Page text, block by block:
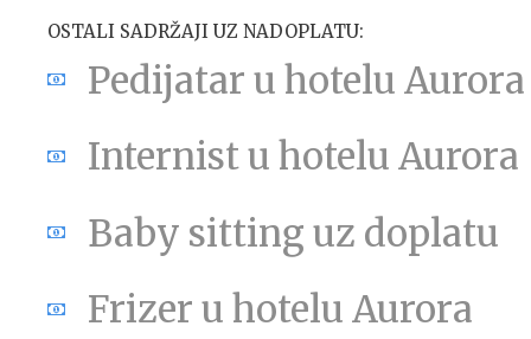
OSTALI SADRŽAJI UZ NADOPLATU:
Pedijatar u hotelu Aurora
Internist u hotelu Aurora
Baby sitting uz doplatu
Frizer u hotelu Aurora